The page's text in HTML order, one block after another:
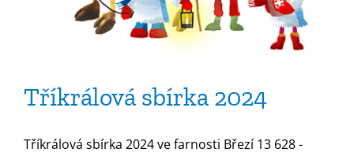
Tříkrálová sbírka 2024
Tříkrálová sbírka 2024 ve farnosti Březí 13 628 -